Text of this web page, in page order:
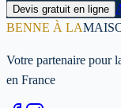
Devis gratuit en ligne
BENNE À LA
Votre partenaire pour
en France